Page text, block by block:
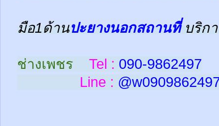
มือ1ด้านปะยางนอกสถานที่ บริก
ช่างเพชร Tel : 090-9862497
Line : @w